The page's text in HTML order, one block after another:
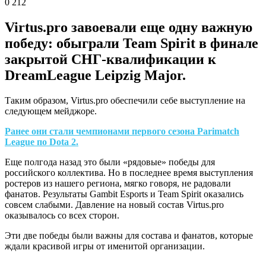
Virtus.pro завоевали еще одну важную
победу: обыграли Team Spirit в финале
закрытой СНГ-квалификации к
DreamLeague Leipzig Major.
Таким образом, Virtus.pro обеспечили себе выступление на
следующем мейджоре.
Ранее они стали чемпионами первого сезона Parimatch
League по Dota 2.
Еще полгода назад это были «рядовые» победы для
российского коллектива. Но в последнее время выступления
ростеров из нашего региона, мягко говоря, не радовали
фанатов. Результаты Gambit Esports и Team Spirit оказались
совсем слабыми. Давление на новый состав Virtus.pro
оказывалось со всех сторон.
Эти две победы были важны для состава и фанатов, которые
ждали красивой игры от именитой организации.